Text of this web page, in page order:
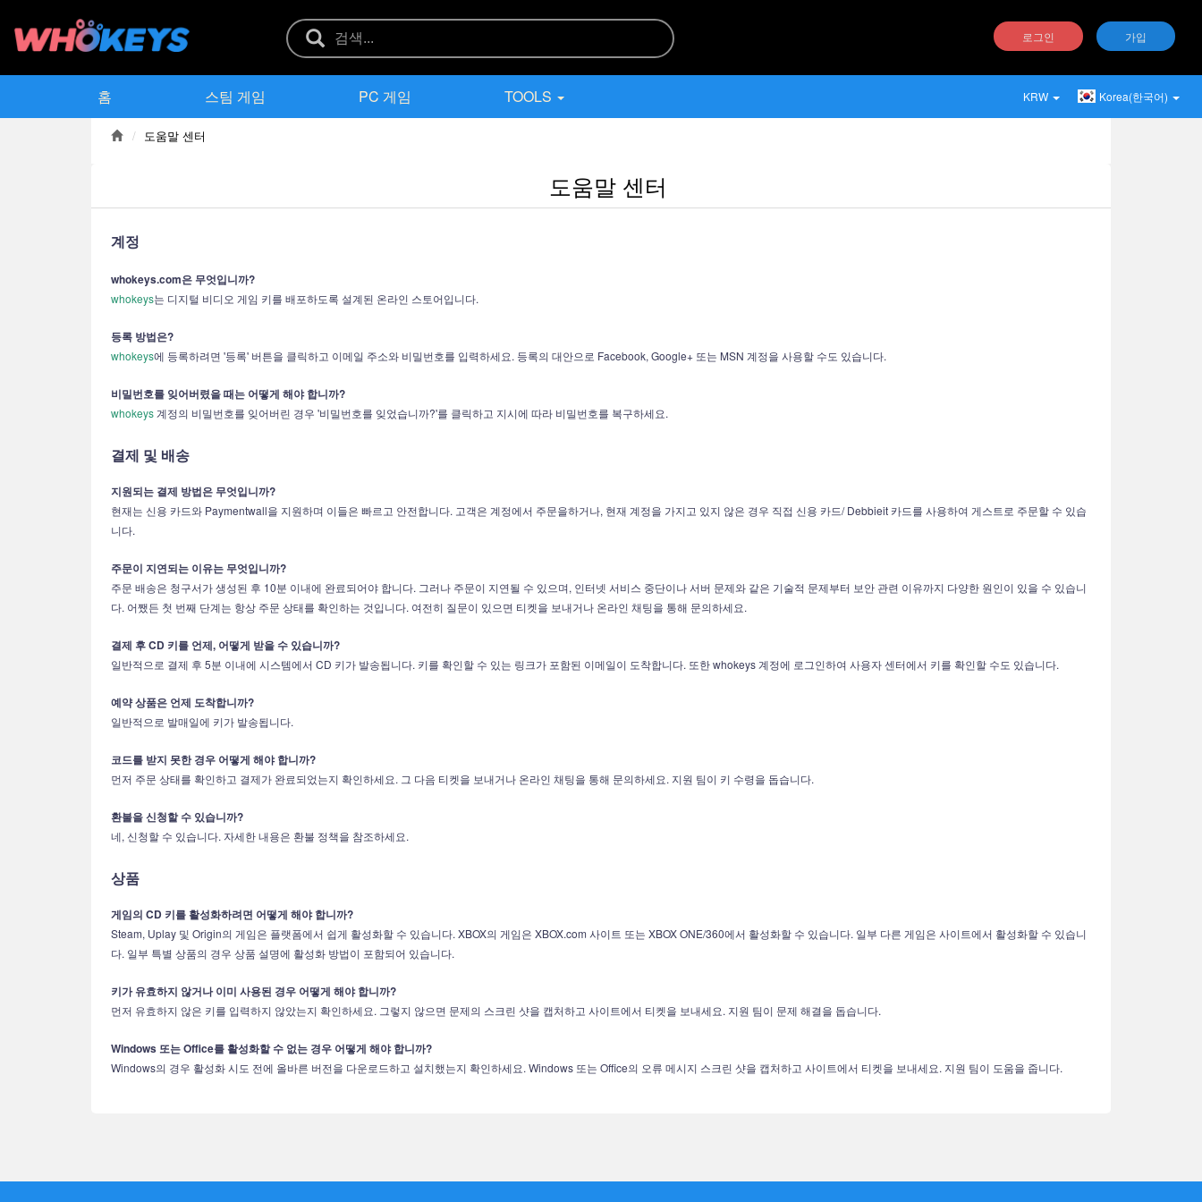
로그인 가입
홈 스팀 게임 PC 게임 TOOLS KRW Korea(한국어)
도움말 센터
도움말 센터
계정
whokeys.com은 무엇입니까?
whokeys는 디지털 비디오 게임 키를 배포하도록 설계된 온라인 스토어입니다.
등록 방법은?
whokeys에 등록하려면 '등록' 버튼을 클릭하고 이메일 주소와 비밀번호를 입력하세요. 등록의 대안으로 Facebook, Google+ 또는 MSN 계정을 사용할 수도 있습니다.
비밀번호를 잊어버렸을 때는 어떻게 해야 합니까?
whokeys 계정의 비밀번호를 잊어버린 경우 '비밀번호를 잊었습니까?'를 클릭하고 지시에 따라 비밀번호를 복구하세요.
결제 및 배송
지원되는 결제 방법은 무엇입니까?
현재는 신용 카드와 Paymentwall을 지원하며 이들은 빠르고 안전합니다. 고객은 계정에서 주문을하거나, 현재 계정을 가지고 있지 않은 경우 직접 신용 카드/ Debbieit 카드를 사용하여 게스트로 주문할 수 있습
니다.
주문이 지연되는 이유는 무엇입니까?
주문 배송은 청구서가 생성된 후 10분 이내에 완료되어야 합니다. 그러나 주문이 지연될 수 있으며, 인터넷 서비스 중단이나 서버 문제와 같은 기술적 문제부터 보안 관련 이유까지 다양한 원인이 있을 수 있습니
다. 어쨌든 첫 번째 단계는 항상 주문 상태를 확인하는 것입니다. 여전히 질문이 있으면 티켓을 보내거나 온라인 채팅을 통해 문의하세요.
결제 후 CD 키를 언제, 어떻게 받을 수 있습니까?
일반적으로 결제 후 5분 이내에 시스템에서 CD 키가 발송됩니다. 키를 확인할 수 있는 링크가 포함된 이메일이 도착합니다. 또한 whokeys 계정에 로그인하여 사용자 센터에서 키를 확인할 수도 있습니다.
예약 상품은 언제 도착합니까?
일반적으로 발매일에 키가 발송됩니다.
코드를 받지 못한 경우 어떻게 해야 합니까?
먼저 주문 상태를 확인하고 결제가 완료되었는지 확인하세요. 그 다음 티켓을 보내거나 온라인 채팅을 통해 문의하세요. 지원 팀이 키 수령을 돕습니다.
환불을 신청할 수 있습니까?
네, 신청할 수 있습니다. 자세한 내용은 환불 정책을 참조하세요.
상품
게임의 CD 키를 활성화하려면 어떻게 해야 합니까?
Steam, Uplay 및 Origin의 게임은 플랫폼에서 쉽게 활성화할 수 있습니다. XBOX의 게임은 XBOX.com 사이트 또는 XBOX ONE/360에서 활성화할 수 있습니다. 일부 다른 게임은 사이트에서 활성화할 수 있습니
다. 일부 특별 상품의 경우 상품 설명에 활성화 방법이 포함되어 있습니다.
키가 유효하지 않거나 이미 사용된 경우 어떻게 해야 합니까?
먼저 유효하지 않은 키를 입력하지 않았는지 확인하세요. 그렇지 않으면 문제의 스크린 샷을 캡처하고 사이트에서 티켓을 보내세요. 지원 팀이 문제 해결을 돕습니다.
Windows 또는 Office를 활성화할 수 없는 경우 어떻게 해야 합니까?
Windows의 경우 활성화 시도 전에 올바른 버전을 다운로드하고 설치했는지 확인하세요. Windows 또는 Office의 오류 메시지 스크린 샷을 캡처하고 사이트에서 티켓을 보내세요. 지원 팀이 도움을 줍니다.